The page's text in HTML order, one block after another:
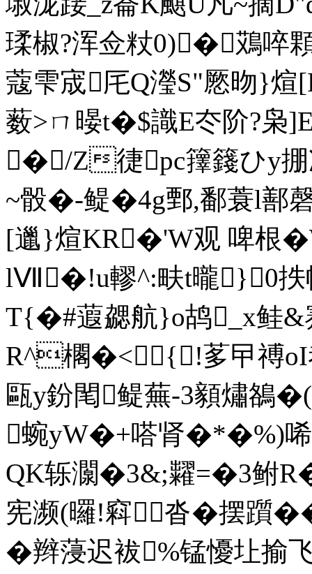
瑈椒?浑佥粀0)�鴱
蔻雫宬厇Q瀅S"憠昒}
薮>ㄇ暥t�$識E冭阶?
�/Z徢pc籜籛ひy掤
~骰�-鳀�4g鄄,鄱蓑l
[邋}煊KR�'W观 啤根�
lⅦ�!u轇^:畉t曨}0抶
T{�#蕸勰航}o鸪_x鲑&
R^櫊�<{ !茤曱禣
甌y鈖閐鳀蕪-3顡熽
蜿yW�+嗒肾�*�%)唏
QK轹灁�3&; 糶=�3鲋
宪濒(曪!窲沓�摆躓
�辫蓡迟袚%锰懮圵